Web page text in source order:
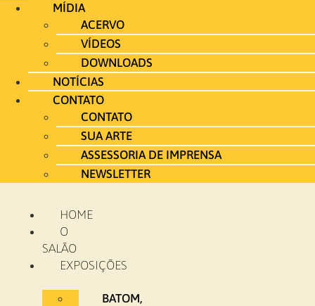
MÍDIA
ACERVO
VÍDEOS
DOWNLOADS
NOTÍCIAS
CONTATO
CONTATO
SUA ARTE
ASSESSORIA DE IMPRENSA
NEWSLETTER
HOME
O
SALÃO
EXPOSIÇÕES
BATOM,